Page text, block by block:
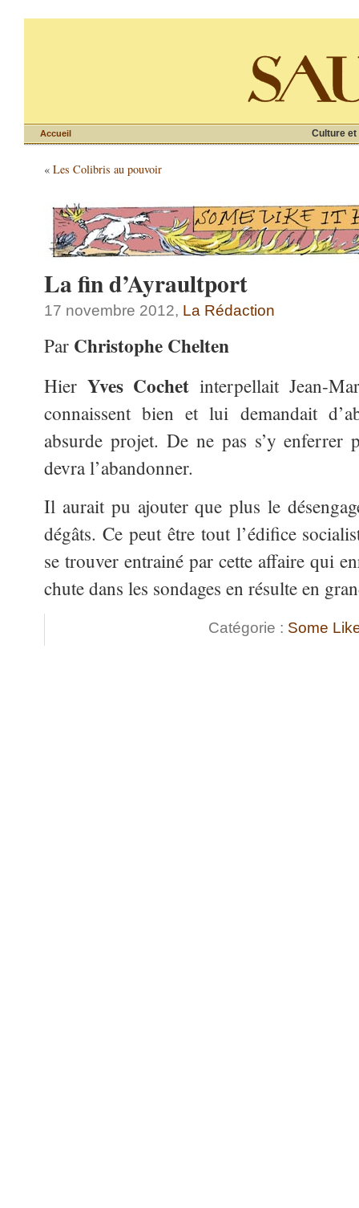
Culture et
Accueil
« Les Colibris au pouvoir
La fin d’Ayraultport
17 novembre 2012, La Rédaction
Par Christophe Chelten
Hier Yves Cochet interpellait Jean-
connaissent bien et lui demandait
absurde projet. De ne pas s’y enferrer
devra l’abandonner.
Il aurait pu ajouter que plus le
dégâts. Ce peut être tout l’édifice
se trouver entrainé par cette affaire qui
chute dans les sondages en résulte en
Catégorie : Some